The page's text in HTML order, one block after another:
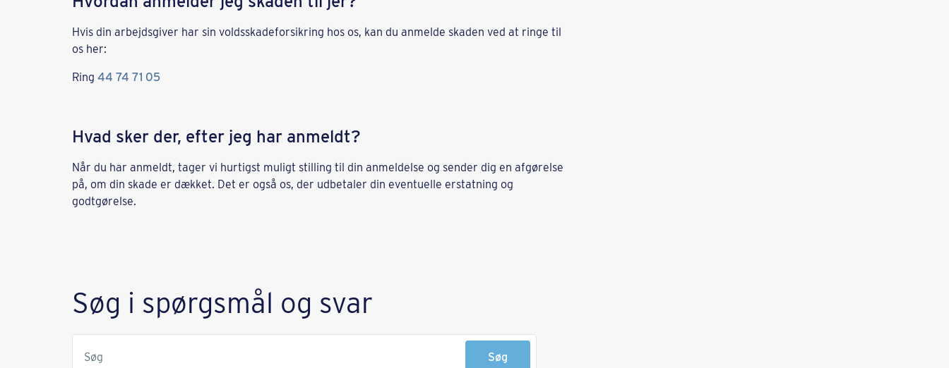
Hvis din arbejdsgiver har sin voldsskadeforsikring hos os, kan du anmelde skaden ved at ringe til
os her:
Ring 44 74 71 05
Hvad sker der, efter jeg har anmeldt?
Når du har anmeldt, tager vi hurtigst muligt stilling til din anmeldelse og sender dig en afgørelse
på, om din skade er dækket. Det er også os, der udbetaler din eventuelle erstatning og
godtgørelse.
Søg i spørgsmål og svar
Søg Søg